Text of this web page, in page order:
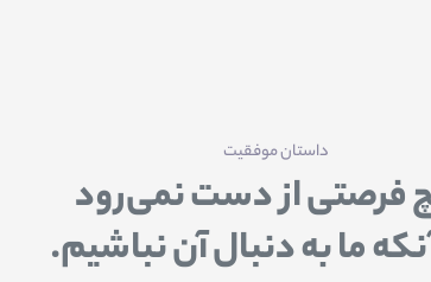
داستان موفقیت
فرصتی از دست نمی‌رود
ما به دنبال آن نباشیم.